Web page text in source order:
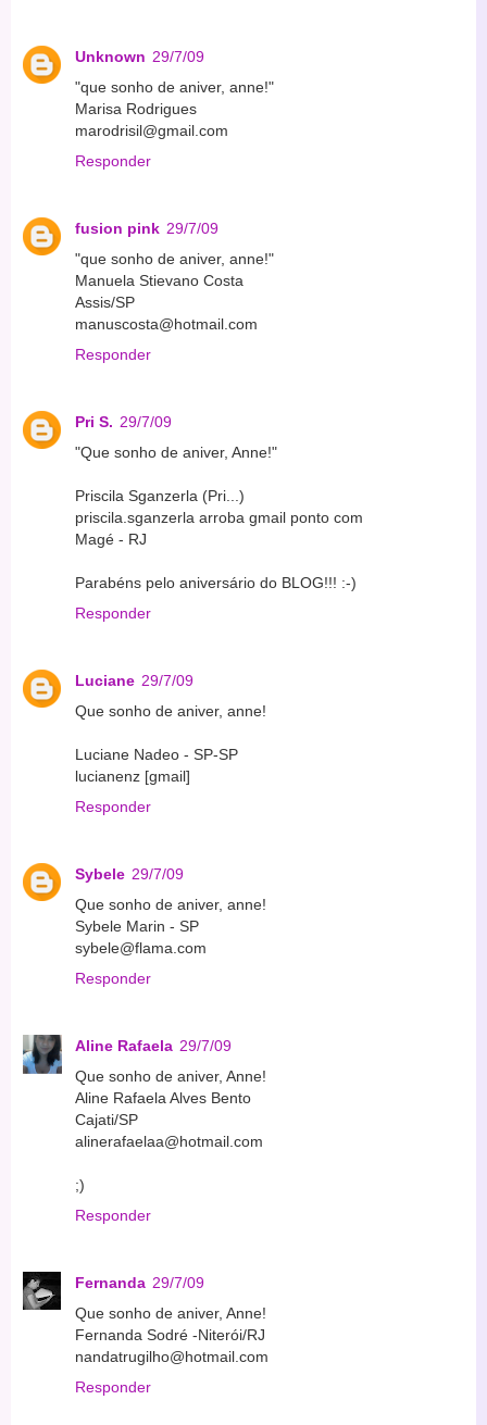
Unknown 29/7/09
"que sonho de aniver, anne!"
Marisa Rodrigues
marodrisil@gmail.com
Responder
fusion pink 29/7/09
"que sonho de aniver, anne!"
Manuela Stievano Costa
Assis/SP
manuscosta@hotmail.com
Responder
Pri S. 29/7/09
"Que sonho de aniver, Anne!"
Priscila Sganzerla (Pri...)
priscila.sganzerla arroba gmail ponto com
Magé - RJ
Parabéns pelo aniversário do BLOG!!! :-)
Responder
Luciane 29/7/09
Que sonho de aniver, anne!
Luciane Nadeo - SP-SP
lucianenz [gmail]
Responder
Sybele 29/7/09
Que sonho de aniver, anne!
Sybele Marin - SP
sybele@flama.com
Responder
Aline Rafaela 29/7/09
Que sonho de aniver, Anne!
Aline Rafaela Alves Bento
Cajati/SP
alinerafaelaa@hotmail.com
;)
Responder
Fernanda 29/7/09
Que sonho de aniver, Anne!
Fernanda Sodré -Niterói/RJ
nandatrugilho@hotmail.com
Responder